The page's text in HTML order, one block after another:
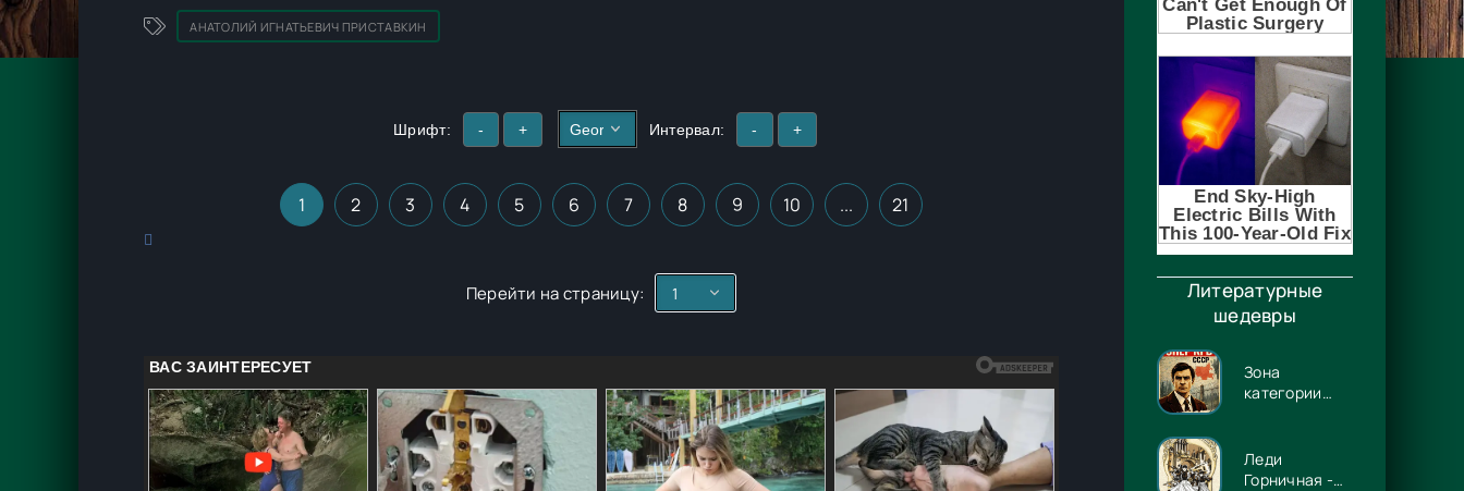
Литературные
шедевры
Зона
категории
Штиль
Леди
Горничная -
АНАТОЛИЙ ИГНАТЬЕВИЧ ПРИСТАВКИН
Шрифт: - + Интервал: - +
1 2 3 4 5 6 7 8 9 10 ... 21
Перейти на страницу: